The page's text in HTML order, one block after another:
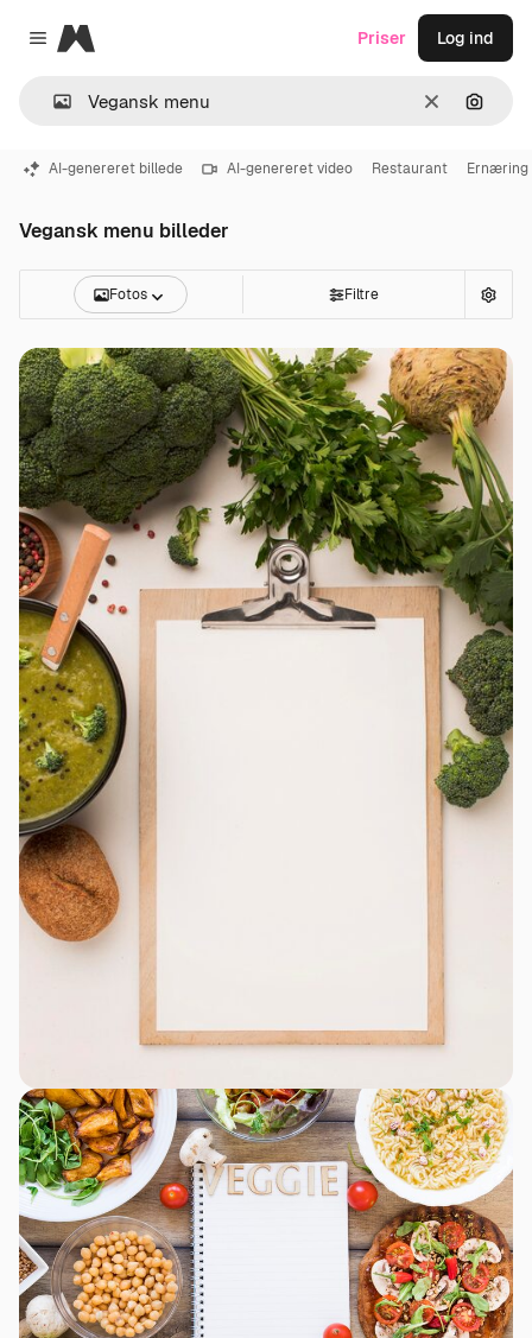
Close menu
Magnific
Klar Søg
Priser Log ind
AI-genereret billede AI-genereret video Restaurant Ernæring
Vegansk menu billeder
Fotos Filtre